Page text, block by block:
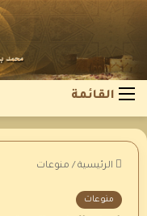
القائمة
الرئيسية / منوعات
منوعات